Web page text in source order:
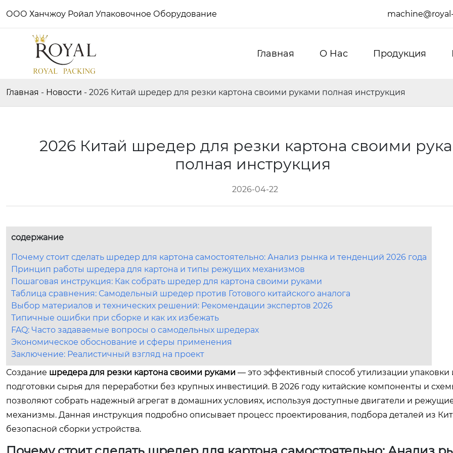
ООО Ханчжоу Ройал Упаковочное Оборудование
Главная О Hас Продукция
Главная - Новости - 2026 Китай шредер для резки картона своими руками полная инструкция
2026 Китай шредер для резки картона своими
полная инструкция
2026-04-22
содержание
Почему стоит сделать шредер для картона самостоятельно: Анализ рынка и тенденций 2026 года
Принцип работы шредера для картона и типы режущих механизмов
Пошаговая инструкция: Как собрать шредер для картона своими руками
Таблица сравнения: Самодельный шредер против Готового китайского аналога
Выбор материалов и технических решений: Рекомендации экспертов 2026
Типичные ошибки при сборке и как их избежать
FAQ: Часто задаваемые вопросы о самодельных шредерах
Экономическое обоснование и сферы применения
Заключение: Реалистичный взгляд на проект
Создание шредера для резки картона своими руками — это эффективный способ утилизации упаковки
подготовки сырья для переработки без крупных инвестиций. В 2026 году китайские компоненты и
позволяют собрать надежный агрегат в домашних условиях, используя доступные двигатели и
механизмы. Данная инструкция подробно описывает процесс проектирования, подбора деталей из
безопасной сборки устройства.